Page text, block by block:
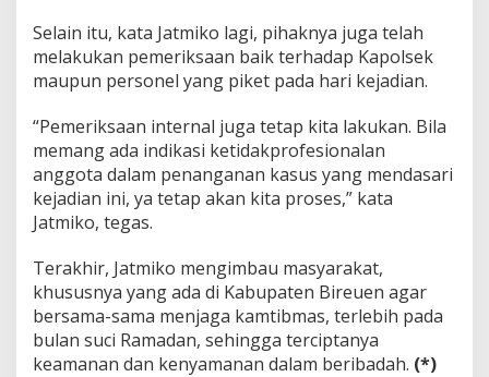
Selain itu, kata Jatmiko lagi, pihaknya juga telah
melakukan pemeriksaan baik terhadap Kapolsek
maupun personel yang piket pada hari kejadian.
“Pemeriksaan internal juga tetap kita lakukan. Bila
memang ada indikasi ketidakprofesionalan
anggota dalam penanganan kasus yang mendasari
kejadian ini, ya tetap akan kita proses,” kata
Jatmiko, tegas.
Terakhir, Jatmiko mengimbau masyarakat,
khususnya yang ada di Kabupaten Bireuen agar
bersama-sama menjaga kamtibmas, terlebih pada
bulan suci Ramadan, sehingga terciptanya
keamanan dan kenyamanan dalam beribadah. (*)